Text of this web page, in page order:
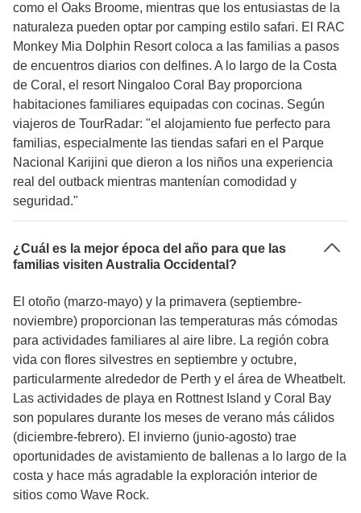
como el Oaks Broome, mientras que los entusiastas de la
naturaleza pueden optar por camping estilo safari. El RAC
Monkey Mia Dolphin Resort coloca a las familias a pasos
de encuentros diarios con delfines. A lo largo de la Costa
de Coral, el resort Ningaloo Coral Bay proporciona
habitaciones familiares equipadas con cocinas. Según
viajeros de TourRadar: "el alojamiento fue perfecto para
familias, especialmente las tiendas safari en el Parque
Nacional Karijini que dieron a los niños una experiencia
real del outback mientras mantenían comodidad y
seguridad."
¿Cuál es la mejor época del año para que las
familias visiten Australia Occidental?
El otoño (marzo-mayo) y la primavera (septiembre-
noviembre) proporcionan las temperaturas más cómodas
para actividades familiares al aire libre. La región cobra
vida con flores silvestres en septiembre y octubre,
particularmente alrededor de Perth y el área de Wheatbelt.
Las actividades de playa en Rottnest Island y Coral Bay
son populares durante los meses de verano más cálidos
(diciembre-febrero). El invierno (junio-agosto) trae
oportunidades de avistamiento de ballenas a lo largo de la
costa y hace más agradable la exploración interior de
sitios como Wave Rock.